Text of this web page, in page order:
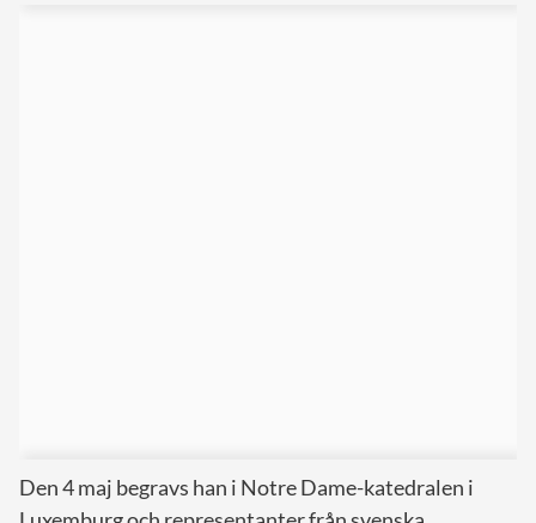
Den 4 maj begravs han i Notre Dame-katedralen i